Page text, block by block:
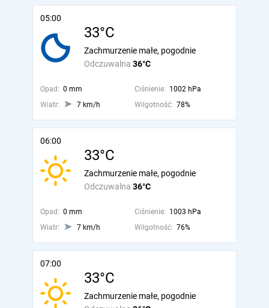
05:00
33°C
Odczuwalna 36°C
Zachmurzenie małe, pogodnie
Opad: 0 mm Ciśnienie: 1002 hPa
Wiatr:
7 km/h Wilgotność: 78%
06:00
33°C
Odczuwalna 36°C
Zachmurzenie małe, pogodnie
Opad: 0 mm Ciśnienie: 1003 hPa
Wiatr:
7 km/h Wilgotność: 76%
07:00
33°C
Zachmurzenie małe, pogodnie